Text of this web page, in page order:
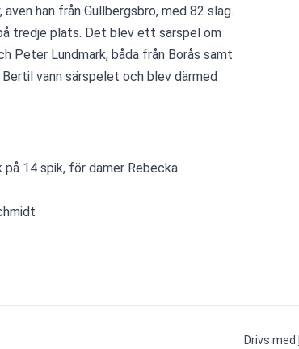
han från Gullbergsbro, med 82 slag.
tredje plats. Det blev ett särspel om
Peter Lundmark, båda från Borås samt
vann särspelet och blev därmed
på 14 spik, för damer Rebecka
Drivs med